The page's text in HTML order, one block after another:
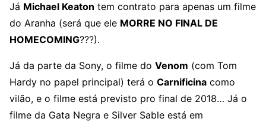
Já Michael Keaton tem contrato para apenas um filme
do Aranha (será que ele MORRE NO FINAL DE
HOMECOMING???).
Já da parte da Sony, o filme do Venom (com Tom
Hardy no papel principal) terá o Carnificina como
vilão, e o filme está previsto pro final de 2018… Já o
filme da Gata Negra e Silver Sable está em